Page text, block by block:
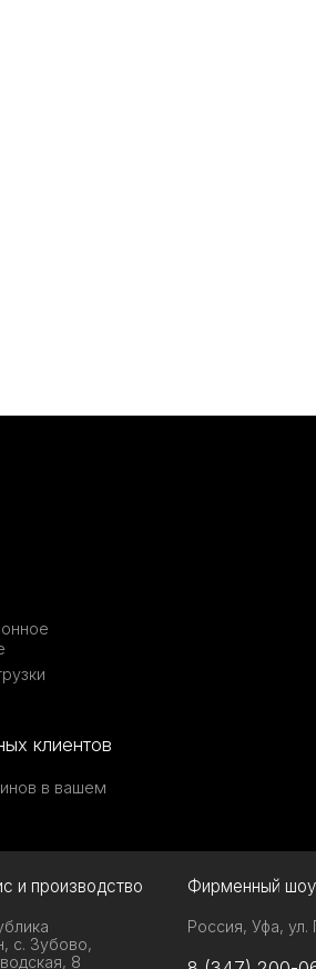
клиентов
в вашем
и производство
с. Зубово,
8
Фирменный
Россия, Уфа,